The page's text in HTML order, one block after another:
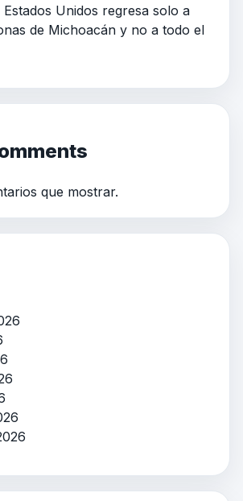
Estados Unidos regresa solo a
de Michoacán y no a todo el
que mostrar.